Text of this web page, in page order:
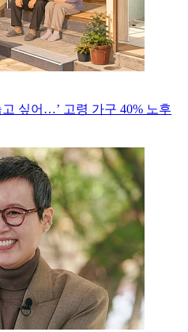
싶어…’ 고령 가구 40% 노후